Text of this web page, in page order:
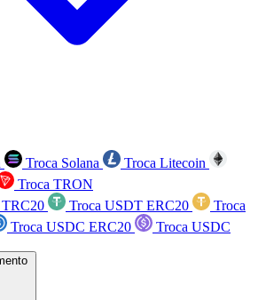
Troca Solana
Troca Litecoin
Troca TRON
Troca USDT ERC20
Troca
Troca USDC ERC20
Troca USDC